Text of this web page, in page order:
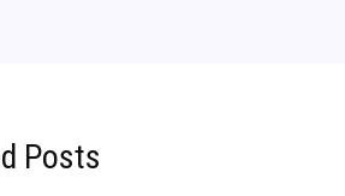
Posts